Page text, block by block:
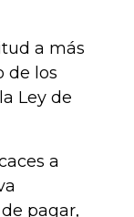
a más
de los
Ley de
a
pagar,